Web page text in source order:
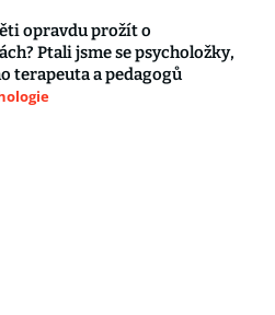
opravdu prožít o
Ptali jsme se psycholožky,
terapeuta a pedagogů